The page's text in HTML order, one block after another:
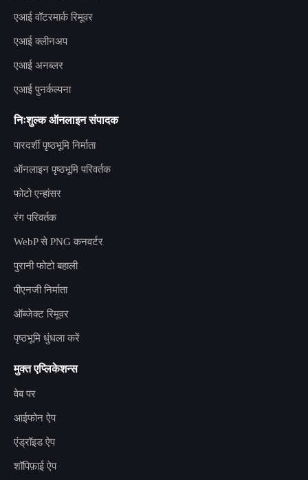
एआई वॉटरमार्क रिमूवर
एआई क्लीनअप
एआई अनब्लर
एआई पुनर्कल्पना
निःशुल्क ऑनलाइन संपादक
पारदर्शी पृष्ठभूमि निर्माता
ऑनलाइन पृष्ठभूमि परिवर्तक
फोटो एन्हांसर
रंग परिवर्तक
WebP से PNG कनवर्टर
पुरानी फोटो बहाली
पीएनजी निर्माता
ऑब्जेक्ट रिमूवर
पृष्ठभूमि धुंधला करें
मुक्त एप्लिकेशन्स
वेब पर
आईफोन ऐप
एंड्रॉइड ऐप
शॉपिफ़ाई ऐप